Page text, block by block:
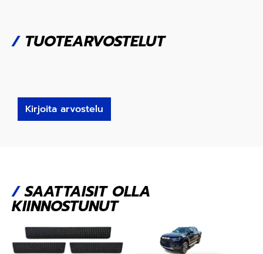
/TUOTEARVOSTELUT
Kirjoita arvostelu
/SAATTAISIT OLLA
KIINNOSTUNUT